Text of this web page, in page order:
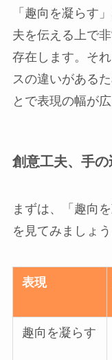
「趣向を凝らす
夫を伝える上で
存在します。そ
スの違いがある
とで表現の幅が広
創意工夫、手
まずは、「趣向
を見てみましょう
表現
趣向を凝らす